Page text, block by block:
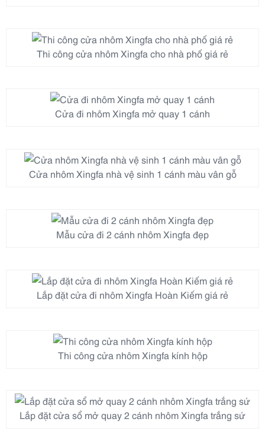
Thi công cửa nhôm Xingfa cho nhà phố giá rẻ
Cửa đi nhôm Xingfa mở quay 1 cánh
Cửa nhôm Xingfa nhà vệ sinh 1 cánh màu vân gỗ
Mẫu cửa đi 2 cánh nhôm Xingfa đẹp
Lắp đặt cửa đi nhôm Xingfa Hoàn Kiếm giá rẻ
Thi công cửa nhôm Xingfa kính hộp
Lắp đặt cửa sổ mở quay 2 cánh nhôm Xingfa trắng sứ